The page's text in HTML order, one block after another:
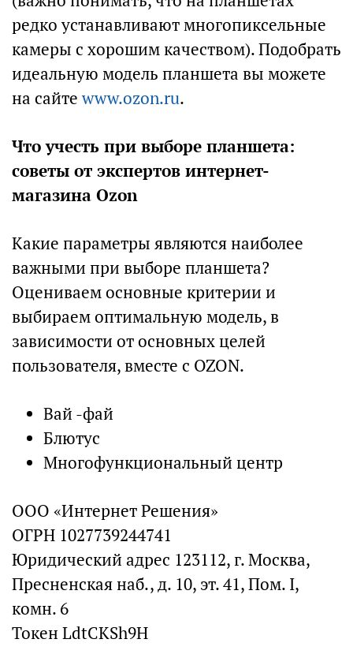
редко устанавливают многопиксельные
камеры с хорошим качеством). Подобрать
идеальную модель планшета вы можете
на сайтеwww.ozon.ru.
Что учесть при выборе планшета:
советы от экспертов интернет-
магазина Ozon
Какие параметры являются наиболее
важными при выборе планшета?
Оцениваем основные критерии и
выбираем оптимальную модель, в
зависимости от основных целей
пользователя, вместе с OZON.
Вай -фай
Блютус
Многофункциональный центр
ООО «Интернет Решения»
ОГРН 1027739244741
Юридический адрес 123112, г. Москва,
Пресненская наб., д. 10, эт. 41, Пом. I,
комн. 6
Токен LdtCKSh9H